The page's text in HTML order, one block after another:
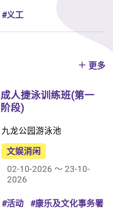
#义工
更多
成人捷泳训练班(第一
阶段)
九龙公园游泳池
文娱消闲
02-10-2026 ～ 23-10-
2026
#活动 #康乐及文化事务署